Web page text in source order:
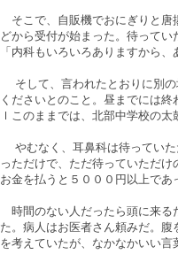
そこで、自販機でおにぎりと唐
どから受付が始まった。待って
「内科もいろいろありますから
そして、言われたとおりに別の
くださいとのこと。昼までには
ｌこのままでは、北部中学校の太
やむなく、耳鼻科は待っていた
っただけで、ただ待っていただけ
お金を払うと５０００円以上であ
時間のない人だったら頭に来る
た。病人はお医者さん頼みだ。
を考えていたが、なかなかいい言